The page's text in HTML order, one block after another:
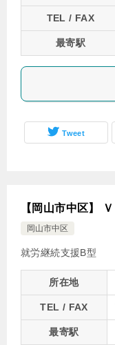
TEL / FAX
最寄駅
Tweet
【岡山市中区】
岡山市中区
就労継続支援B型
所在地
TEL / FAX
最寄駅